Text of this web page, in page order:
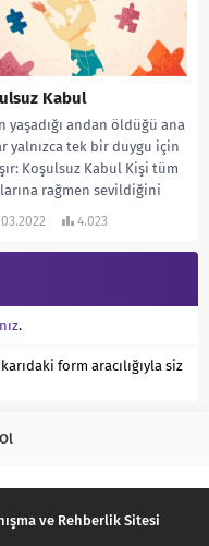
Kabul
yaşadığı andan öldüğü ana
yalnızca tek bir duygu için
Koşulsuz Kabul Kişi tüm
rağmen sevildiğini
4.023
.
form aracılığıyla siz
ve Rehberlik Sitesi